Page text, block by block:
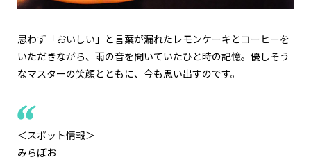
思わず「おいしい」と言葉が漏れたレモンケーキとコーヒーを
いただきながら、雨の音を聞いていたひと時の記憶。優しそう
なマスターの笑顔とともに、今も思い出すのです。
＜スポット情報＞
みらぼお